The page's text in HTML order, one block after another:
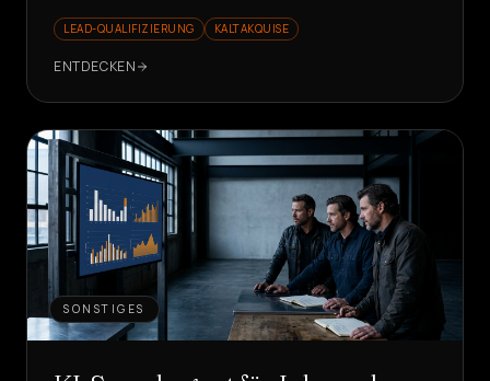
LEAD-QUALIFIZIERUNG KALTAKQUISE
ENTDECKEN
SONSTIGES